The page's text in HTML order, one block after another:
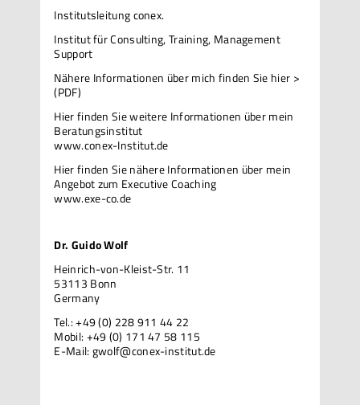
Institutsleitung conex.
Institut für Consulting, Training, Management
Support
Nähere Informationen über mich finden Sie hier >
(PDF)
Hier finden Sie weitere Informationen über mein
Beratungsinstitut
www.conex-Institut.de
Hier finden Sie nähere Informationen über mein
Angebot zum Executive Coaching
www.exe-co.de
Dr. Guido Wolf
Heinrich-von-Kleist-Str. 11
53113 Bonn
Germany
Tel.: +49 (0) 228 911 44 22
Mobil: +49 (0) 171 47 58 115
E-Mail:gwolf@conex-institut.de